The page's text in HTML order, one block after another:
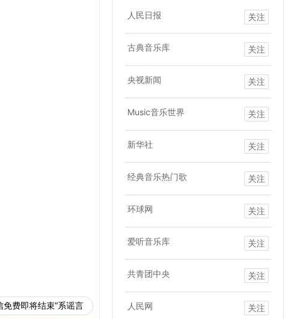
人民日报 关注
古典音乐库 关注
央视新闻 关注
Music音乐世界 关注
新华社 关注
经典音乐热门歌 关注
环球网 关注
爱听音乐库 关注
共青团中央 关注
人民网 关注
免费即将结束”系谣言